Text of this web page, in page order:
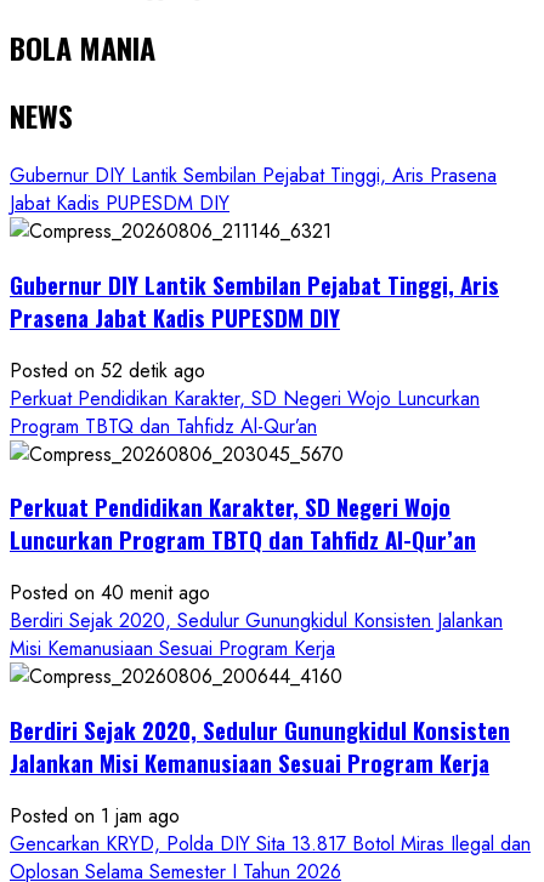
BOLA MANIA
NEWS
Gubernur DIY Lantik Sembilan Pejabat Tinggi, Aris Prasena
Jabat Kadis PUPESDM DIY
Gubernur DIY Lantik Sembilan Pejabat Tinggi, Aris
Prasena Jabat Kadis PUPESDM DIY
Posted on 52 detik ago
Perkuat Pendidikan Karakter, SD Negeri Wojo Luncurkan
Program TBTQ dan Tahfidz Al-Qur’an
Perkuat Pendidikan Karakter, SD Negeri Wojo
Luncurkan Program TBTQ dan Tahfidz Al-Qur’an
Posted on 40 menit ago
Berdiri Sejak 2020, Sedulur Gunungkidul Konsisten Jalankan
Misi Kemanusiaan Sesuai Program Kerja
Berdiri Sejak 2020, Sedulur Gunungkidul Konsisten
Jalankan Misi Kemanusiaan Sesuai Program Kerja
Posted on 1 jam ago
Gencarkan KRYD, Polda DIY Sita 13.817 Botol Miras Ilegal dan
Oplosan Selama Semester I Tahun 2026